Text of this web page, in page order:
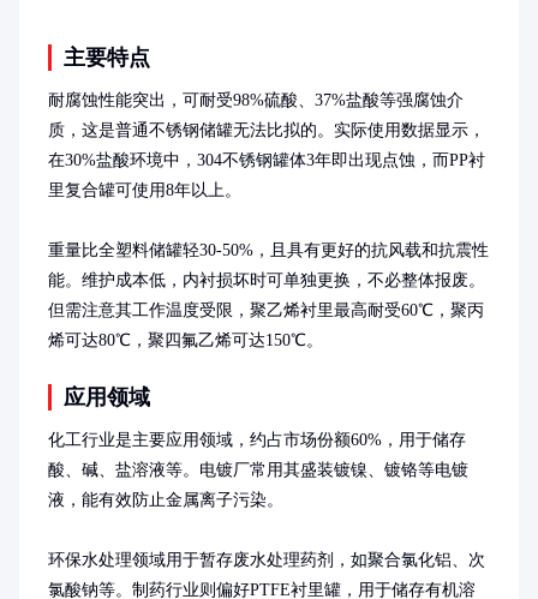
主要特点
耐腐蚀性能突出，可耐受98%硫酸、37%盐酸等强腐蚀介
质，这是普通不锈钢储罐无法比拟的。实际使用数据显示，
在30%盐酸环境中，304不锈钢罐体3年即出现点蚀，而PP衬
里复合罐可使用8年以上。
重量比全塑料储罐轻30-50%，且具有更好的抗风载和抗震性
能。维护成本低，内衬损坏时可单独更换，不必整体报废。
但需注意其工作温度受限，聚乙烯衬里最高耐受60℃，聚丙
烯可达80℃，聚四氟乙烯可达150℃。
应用领域
化工行业是主要应用领域，约占市场份额60%，用于储存
酸、碱、盐溶液等。电镀厂常用其盛装镀镍、镀铬等电镀
液，能有效防止金属离子污染。
环保水处理领域用于暂存废水处理药剂，如聚合氯化铝、次
氯酸钠等。制药行业则偏好PTFE衬里罐，用于储存有机溶